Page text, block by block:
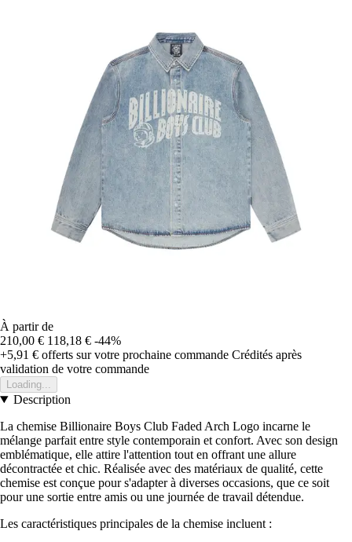
À partir de
210,00 € 118,18 € -44%
+5,91 € offerts sur votre prochaine commande Crédités après
validation de votre commande
Loading...
Description
La chemise Billionaire Boys Club Faded Arch Logo incarne le
mélange parfait entre style contemporain et confort. Avec son design
emblématique, elle attire l'attention tout en offrant une allure
décontractée et chic. Réalisée avec des matériaux de qualité, cette
chemise est conçue pour s'adapter à diverses occasions, que ce soit
pour une sortie entre amis ou une journée de travail détendue.
Les caractéristiques principales de la chemise incluent :